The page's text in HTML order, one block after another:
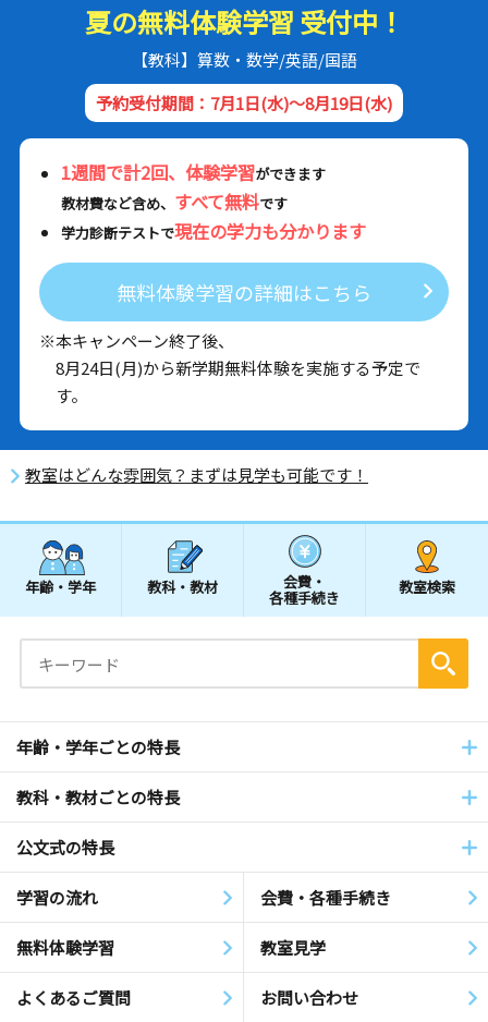
夏の無料体験学習 受付中！
【教科】算数・数学/英語/国語
予約受付期間：7月1日(水)～8月19日(水)
1週間で計2回、体験学習ができます
教材費など含め、 すべて無料です
学力診断テストで現在の学力も分かります
無料体験学習の詳細はこちら
※本キャンペーン終了後、
8月24日(月)から新学期無料体験を実施する予定で
す。
教室はどんな雰囲気？まずは見学も可能です！
年齢・学年 教科・教材 会費・
各種手続き
教室検索
年齢・学年ごとの特長
教科・教材ごとの特長
公文式の特長
学習の流れ 会費・各種手続き
無料体験学習 教室見学
よくあるご質問 お問い合わせ